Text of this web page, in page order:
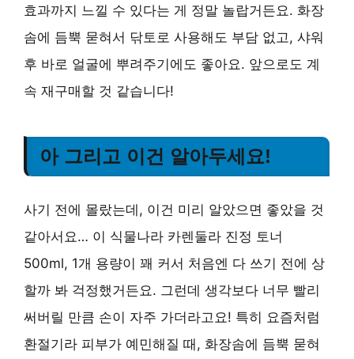
효과까지 느낄 수 있다는 게 정말 놀랍거든요. 화장
솜에 듬뿍 묻혀서 닦토로 사용해도 부담 없고, 샤워
후 바로 얼굴에 뿌려주기에도 좋아요. 앞으로도 계
속 재구매할 것 같습니다!
아 그리고 이건 알아두세요!
사기 전에 몰랐는데, 이건 미리 알았으면 좋았을 것
같아서요… 이 식물나라 카렌둘라 진정 토너
500ml, 1개 용량이 꽤 커서 처음엔 다 쓰기 전에 상
할까 봐 걱정했거든요. 그런데 생각보다 너무 빨리
써버릴 만큼 손이 자주 가더라고요! 특히 요즘처럼
환절기라 피부가 예민해질 때, 화장솜에 듬뿍 묻혀